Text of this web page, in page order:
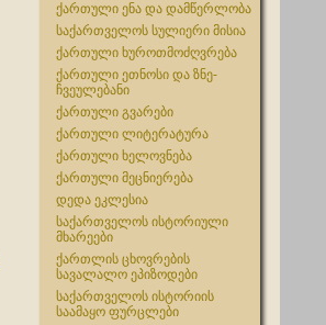
ქართული ენა და დამწერლობა
საქართველოს სულიერი მისია
ქართული ხუროთმოძღვრება
ქართული ეთნოსი და ზნე-
ჩვეულებანი
ქართული გვარები
ქართული ლიტერატურა
ქართული ხელოვნება
ქართული მეცნიერება
დედა ეკლესია
საქართველოს ისტორიული
მხარეები
ქართლის ცხოვრების
სავალალო ეპიზოდები
საქართველოს ისტორიის
საამაყო ფურცლები